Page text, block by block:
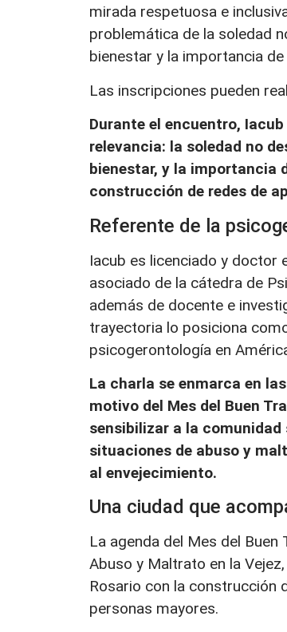
mirada respetuosa e
problemática de la soledad
bienestar y la importancia
Las inscripciones pueden
Durante el encuentro,
relevancia: la soledad no
bienestar, y la importancia
construcción de redes de
Referente de la
Iacub es licenciado y doctor
asociado de la cátedra de
además de docente e
trayectoria lo posiciona
psicogerontología en
La charla se enmarca en
motivo del Mes del Buen
sensibilizar a la
situaciones de abuso y
al envejecimiento.
Una ciudad que
La agenda del Mes del Buen
Abuso y Maltrato en la
Rosario con la construcción
personas mayores.